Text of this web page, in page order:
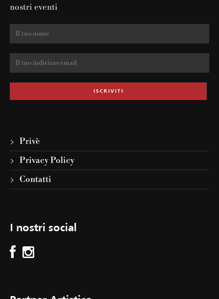
nostri eventi
Privè
Privacy Policy
Contatti
I nostri social